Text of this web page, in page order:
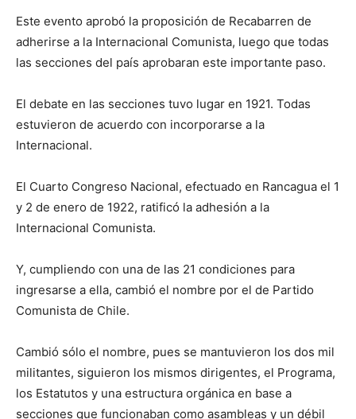
Este evento aprobó la proposición de Recabarren de
adherirse a la Internacional Comunista, luego que todas
las secciones del país aprobaran este importante paso.
El debate en las secciones tuvo lugar en 1921. Todas
estuvieron de acuerdo con incorporarse a la
Internacional.
El Cuarto Congreso Nacional, efectuado en Rancagua el 1
y 2 de enero de 1922, ratificó la adhesión a la
Internacional Comunista.
Y, cumpliendo con una de las 21 condiciones para
ingresarse a ella, cambió el nombre por el de Partido
Comunista de Chile.
Cambió sólo el nombre, pues se mantuvieron los dos mil
militantes, siguieron los mismos dirigentes, el Programa,
los Estatutos y una estructura orgánica en base a
secciones que funcionaban como asambleas y un débil